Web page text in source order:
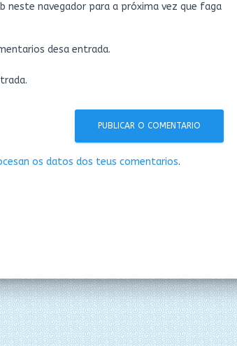
neste navegador para a próxima vez que faga
desa entrada.
os datos dos teus comentarios.